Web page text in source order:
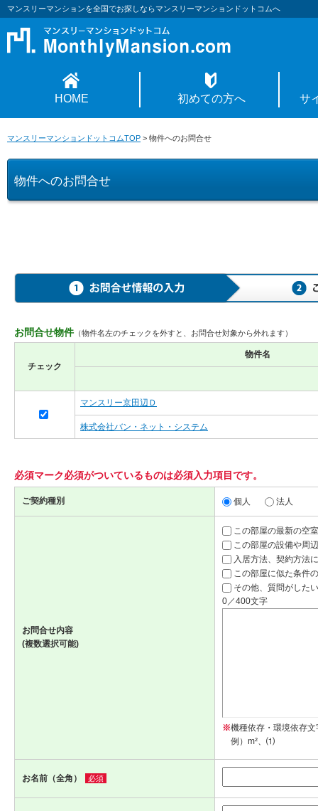
マンスリーマンションを全国でお探しならマンスリーマンションドットコムへ
HOME 初めての方へ サ
マンスリーマンションドットコムTOP > 物件へのお問合せ
物件へのお問合せ
お問合せ物件 （物件名左のチェックを外すと、お問合せ対象から外れます）
チェック
物件名
マンスリー京田辺Ｄ
株式会社バン・ネット・システム
必須マーク必須がついているものは必須入力項目です。
ご契約種別 個人 法人
お問合せ内容
(複数選択可能)
この部屋の最新の空
この部屋の設備や周
入居方法、契約方法
この部屋に似た条件
その他、質問がした
0／400文字
※機種依存・環境依存
例）m²、⑴
お名前（全角） 必須